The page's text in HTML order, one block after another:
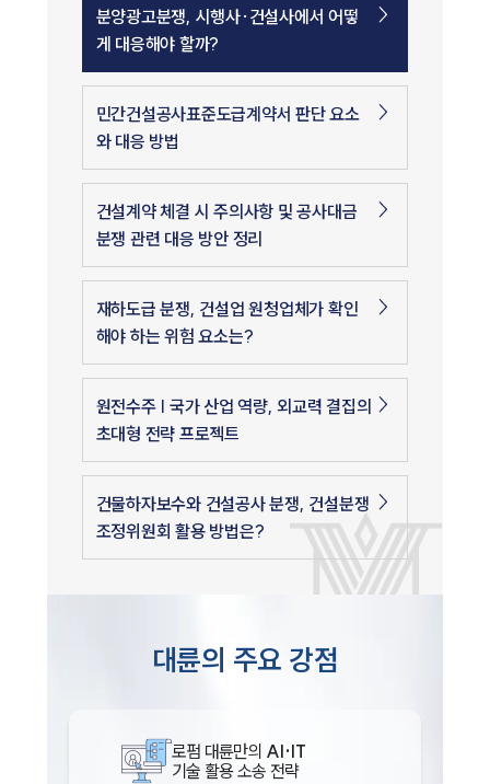
분양광고분쟁, 시행사·건설사에서 어떻
게 대응해야 할까?
민간건설공사표준도급계약서 판단 요소
와 대응 방법
건설계약 체결 시 주의사항 및 공사대금
분쟁 관련 대응 방안 정리
재하도급 분쟁, 건설업 원청업체가 확인
해야 하는 위험 요소는?
원전수주 | 국가 산업 역량, 외교력 결집의
초대형 전략 프로젝트
건물하자보수와 건설공사 분쟁, 건설분쟁
조정위원회 활용 방법은?
대륜의 주요 강점
로펌 대륜만의 AI·IT
기술 활용 소송 전략